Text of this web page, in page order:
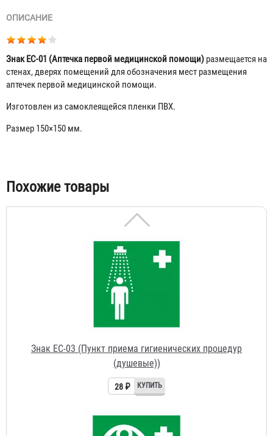
ОПИСАНИЕ
Знак ЕС-01 (Аптечка первой медицинской помощи) размещается на
стенах, дверях помещений для обозначения мест размещения
аптечек первой медицинской помощи.
Изготовлен из самоклеящейся пленки ПВХ.
Размер 150×150 мм.
Табы
Похожие товары
Знак ЕС-03 (Пункт приема гигиенических процедур
(душевые))